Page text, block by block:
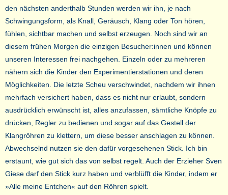
den nächsten anderthalb Stunden werden wir ihn, je nach
Schwingungsform, als Knall, Geräusch, Klang oder Ton hören,
fühlen, sichtbar machen und selbst erzeugen. Noch sind wir an
diesem frühen Morgen die einzigen Besucher:innen und können
unseren Interessen frei nachgehen. Einzeln oder zu mehreren
nähern sich die Kinder den Experimentierstationen und deren
Möglichkeiten. Die letzte Scheu verschwindet, nachdem wir ihnen
mehrfach versichert haben, dass es nicht nur erlaubt, sondern
ausdrücklich erwünscht ist, alles anzufassen, sämtliche Knöpfe zu
drücken, Regler zu bedienen und sogar auf das Gestell der
Klangröhren zu klettern, um diese besser anschlagen zu können.
Abwechselnd nutzen sie den dafür vorgesehenen Stick. Ich bin
erstaunt, wie gut sich das von selbst regelt. Auch der Erzieher Sven
Giese darf den Stick kurz haben und verblüfft die Kinder, indem er
»Alle meine Entchen« auf den Röhren spielt.